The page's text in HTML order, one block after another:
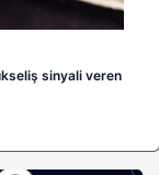
sinyali veren